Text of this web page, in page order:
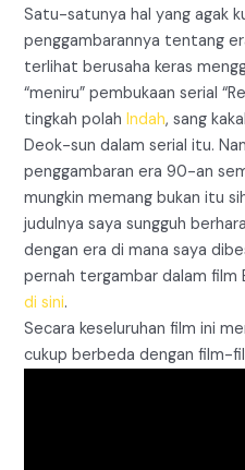
Satu-satunya hal yang agak
penggambarannya tentang
terlihat berusaha keras
“meniru” pembukaan serial
tingkah polahIndah, sang
Deok-sun dalam serial itu.
penggambaran era 90-an
mungkin memang bukan itu
judulnya saya sungguh
dengan era di mana saya
pernah tergambar dalam film
di sini.
Secara keseluruhan film ini
cukup berbeda dengan film-